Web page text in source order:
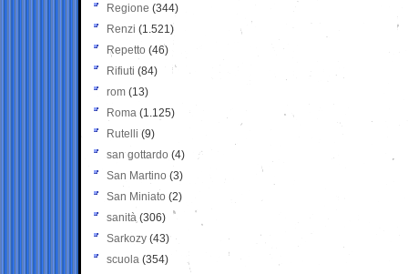
Regione (344)
Renzi (1.521)
Repetto (46)
Rifiuti (84)
rom (13)
Roma (1.125)
Rutelli (9)
san gottardo (4)
San Martino (3)
San Miniato (2)
sanità (306)
Sarkozy (43)
scuola (354)